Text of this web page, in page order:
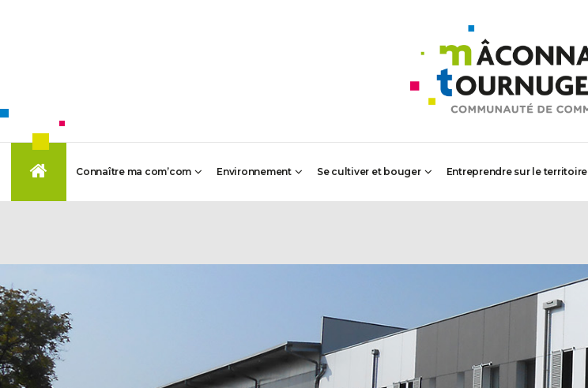
Connaître ma com’com Environnement Se cultiver et bouger Entreprendre sur le territoire